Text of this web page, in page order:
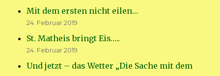
Mit dem ersten nicht eilen…
24. Februar 2019
St. Matheis bringt Eis…..
24. Februar 2019
Und jetzt – das Wetter „Die Sache mit dem